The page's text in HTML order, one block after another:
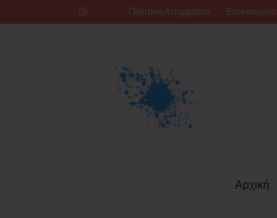
to
Πολιτική Απορρήτου Επικοινωνία
Αρχική